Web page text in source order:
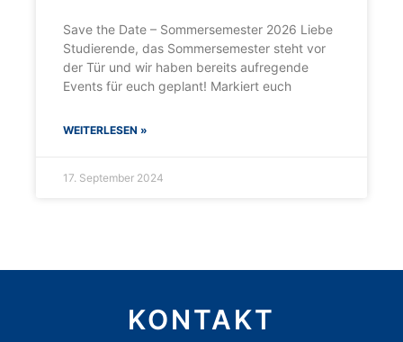
Save the Date – Sommersemester 2026 Liebe
Studierende, das Sommersemester steht vor
der Tür und wir haben bereits aufregende
Events für euch geplant! Markiert euch
WEITERLESEN »
17. September 2024
KONTAKT